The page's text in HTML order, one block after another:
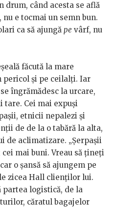
drum, când acesta se află
e tocmai un semn bun.
ca să ajungă pe vârf, nu
făcută la mare
pericol și pe ceilalți. Iar
îngrămădesc la urcare,
tare. Cei mai expuși
etnicii nepalezi și
de de la o tabără la alta,
de aclimatizare. „Șerpașii
mai buni. Vreau să țineți
o șansă să ajungem pe
zicea Hall clienților lui.
partea logistică, de la
căratul bagajelor